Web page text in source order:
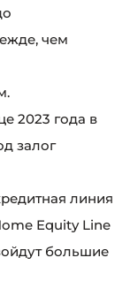
чем
2023 года в
залог
линия
Equity Line
большие